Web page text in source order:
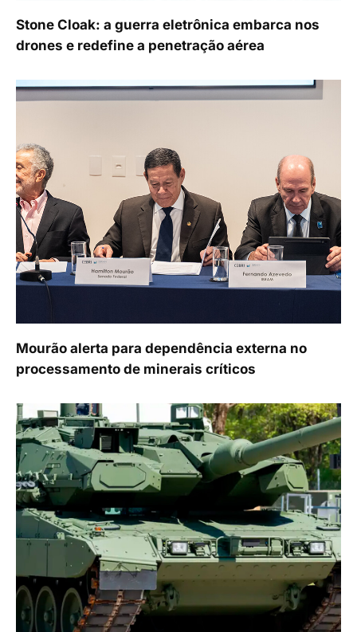
Stone Cloak: a guerra eletrônica embarca nos
drones e redefine a penetração aérea
Mourão alerta para dependência externa no
processamento de minerais críticos